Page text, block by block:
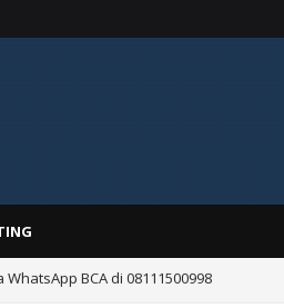
Kenali Jenis Luka yang Cocok Diobati